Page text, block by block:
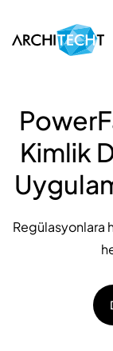
Kimlik
Regülasyonlara